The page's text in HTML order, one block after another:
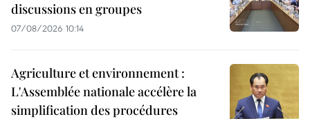
discussions en groupes
07/08/2026 10:14
Agriculture et environnement :
L'Assemblée nationale accélère la
simplification des procédures